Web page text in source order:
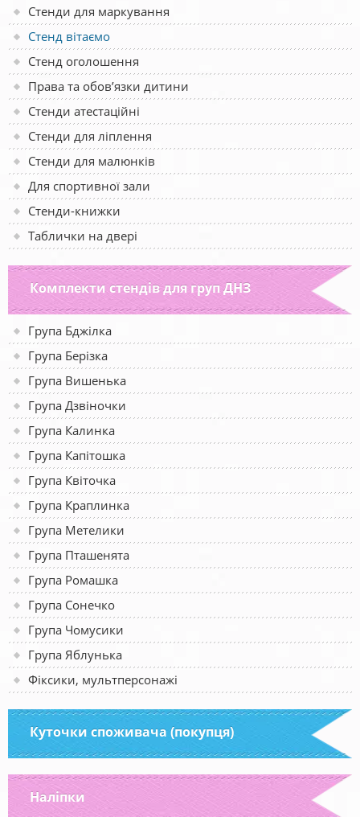
Стенди для маркування
Стенд вітаємо
Стенд оголошення
Права та обов’язки дитини
Стенди атестаційні
Стенди для ліплення
Стенди для малюнків
Для спортивної зали
Стенди-книжки
Таблички на двері
Комплекти стендів для груп ДНЗ
Група Бджілка
Група Берізка
Група Вишенька
Група Дзвіночки
Група Калинка
Група Капітошка
Група Квіточка
Група Краплинка
Група Метелики
Група Пташенята
Група Ромашка
Група Сонечко
Група Чомусики
Група Яблунька
Фіксики, мультперсонажі
Куточки споживача (покупця)
Наліпки